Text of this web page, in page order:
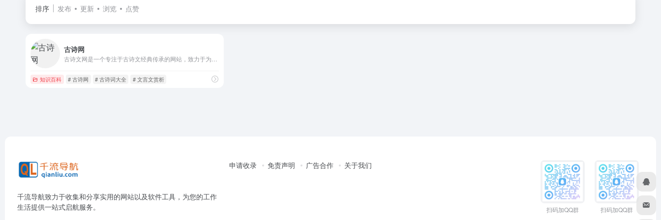
排序 发布 更新 浏览 点赞
古诗网
知识百科 # 古诗网 # 古诗词大全 # 文言文赏析
千流导航致力于收集和分享实用的网站以及软件工具，为您的工作
生活提供一站式启航服务。
申请收录 免责声明 广告合作 关于我们
扫码加QQ群 扫码加QQ群